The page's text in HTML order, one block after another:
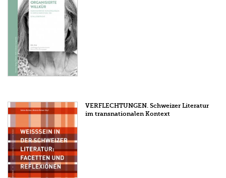
VERFLECHTUNGEN. Schweizer Literatur
im transnationalen Kontext